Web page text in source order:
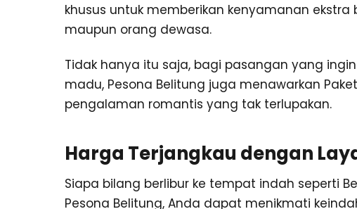
khusus untuk memberikan kenyamanan
maupun orang dewasa.
Tidak hanya itu saja, bagi pasangan yang
madu, Pesona Belitung juga menawarkan
pengalaman romantis yang tak terlupakan.
Harga Terjangkau dengan
Siapa bilang berlibur ke tempat indah seperti
Pesona Belitung, Anda dapat menikmati